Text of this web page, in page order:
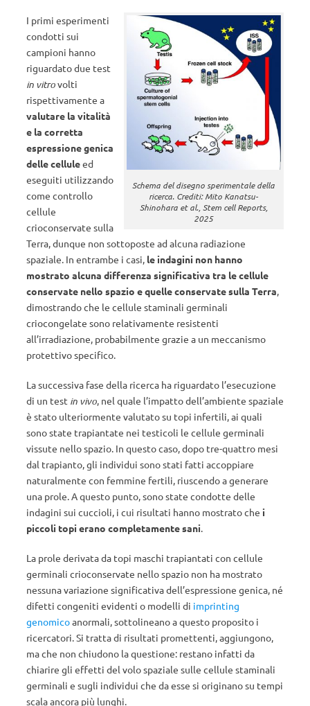
Schema del disegno sperimentale della
ricerca. Crediti: Mito Kanatsu-
Shinohara et al., Stem cell Reports,
2025
I primi esperimenti
condotti sui
campioni hanno
riguardato due test
in vitrovolti
rispettivamente a
valutare la vitalità
e la corretta
espressione genica
delle celluleed
eseguiti utilizzando
come controllo
cellule
crioconservate sulla
Terra, dunque non sottoposte ad alcuna radiazione
spaziale. In entrambe i casi, le indagini non hanno
mostrato alcuna differenza significativa tra le cellule
conservate nello spazio e quelle conservate sulla Terra,
dimostrando che le cellule staminali germinali
criocongelate sono relativamente resistenti
all’irradiazione, probabilmente grazie a un meccanismo
protettivo specifico.
La successiva fase della ricerca ha riguardato l’esecuzione
di un test in vivo, nel quale l’impatto dell’ambiente spaziale
è stato ulteriormente valutato su topi infertili, ai quali
sono state trapiantate nei testicoli le cellule germinali
vissute nello spazio. In questo caso, dopo tre-quattro mesi
dal trapianto, gli individui sono stati fatti accoppiare
naturalmente con femmine fertili, riuscendo a generare
una prole. A questo punto, sono state condotte delle
indagini sui cuccioli, i cui risultati hanno mostrato che i
piccoli topi erano completamente sani.
La prole derivata da topi maschi trapiantati con cellule
germinali crioconservate nello spazio non ha mostrato
nessuna variazione significativa dell’espressione genica, né
difetti congeniti evidenti o modelli di imprinting
genomicoanormali, sottolineano a questo proposito i
ricercatori. Si tratta di risultati promettenti, aggiungono,
ma che non chiudono la questione: restano infatti da
chiarire gli effetti del volo spaziale sulle cellule staminali
germinali e sugli individui che da esse si originano su tempi
scala ancora più lunghi.